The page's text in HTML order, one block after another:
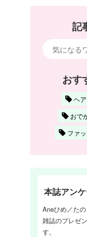
記
おす
ヘ
おで
ファ
本誌アン
Aneひめ／た
雑誌のプレゼ
す。